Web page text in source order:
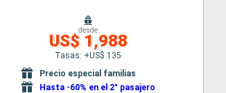
desde
US$ 1,988
Tasas: +US$ 135
Precio especial familias
Hasta -60% en el 2° pasajero